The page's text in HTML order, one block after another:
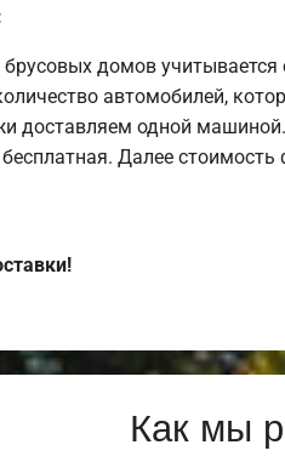
домов
автомобилей,
доставляем одной
Далее
Как мы